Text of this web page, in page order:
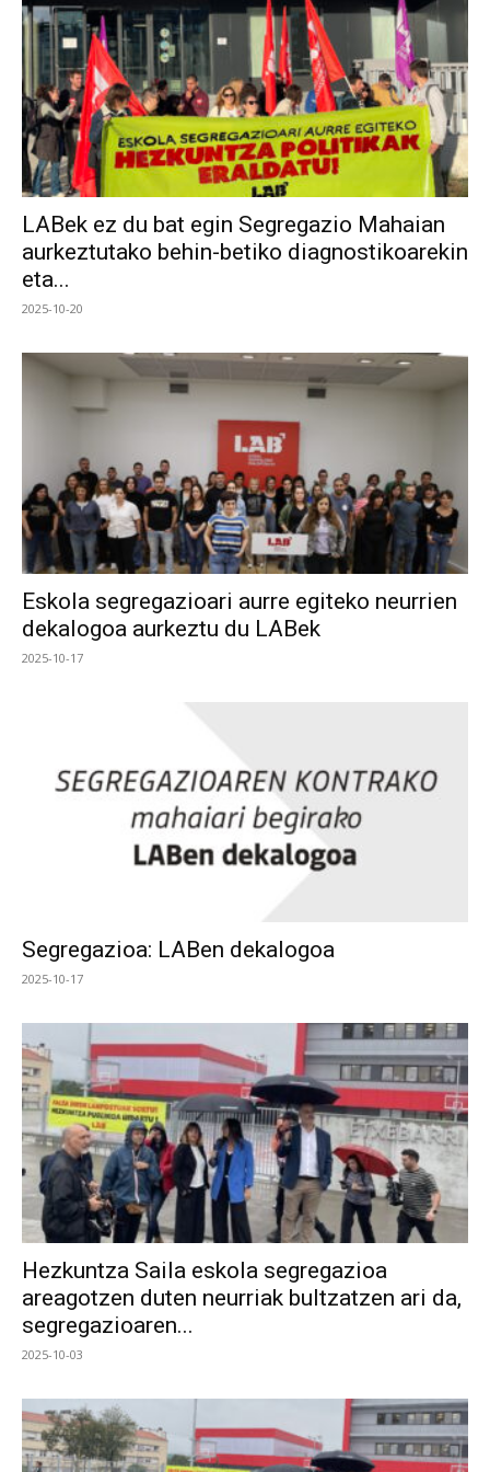
LABek ez du bat egin Segregazio Mahaian
aurkeztutako behin-betiko diagnostikoarekin
eta...
2025-10-20
Eskola segregazioari aurre egiteko neurrien
dekalogoa aurkeztu du LABek
2025-10-17
Segregazioa: LABen dekalogoa
2025-10-17
Hezkuntza Saila eskola segregazioa
areagotzen duten neurriak bultzatzen ari da,
segregazioaren...
2025-10-03